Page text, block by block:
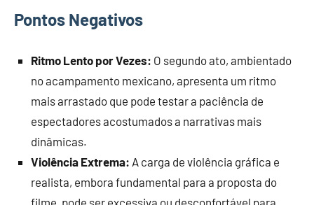
Pontos Negativos
Ritmo Lento por Vezes: O segundo ato, ambientado
no acampamento mexicano, apresenta um ritmo
mais arrastado que pode testar a paciência de
espectadores acostumados a narrativas mais
dinâmicas.
Violência Extrema: A carga de violência gráfica e
realista, embora fundamental para a proposta do
filme, pode ser excessiva ou desconfortável para